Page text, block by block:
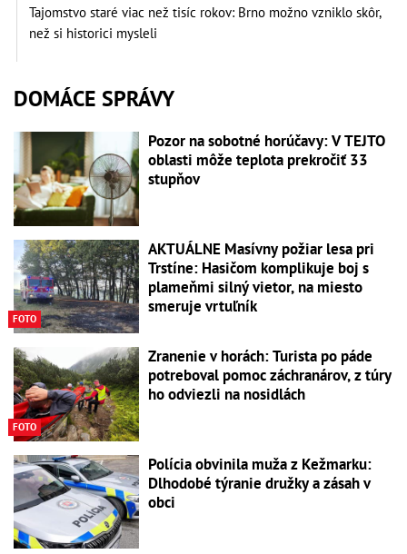
Tajomstvo staré viac než tisíc rokov: Brno možno vzniklo skôr,
než si historici mysleli
DOMÁCE SPRÁVY
Pozor na sobotné horúčavy: V TEJTO
oblasti môže teplota prekročiť 33
stupňov
FOTO
AKTUÁLNE Masívny požiar lesa pri
Trstíne: Hasičom komplikuje boj s
plameňmi silný vietor, na miesto
smeruje vrtuľník
FOTO
Zranenie v horách: Turista po páde
potreboval pomoc záchranárov, z túry
ho odviezli na nosidlách
Polícia obvinila muža z Kežmarku:
Dlhodobé týranie družky a zásah v
obci